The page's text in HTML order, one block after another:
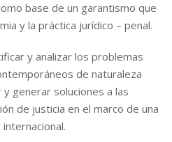
base de un garantismo que
y la práctica jurídico – penal.
y analizar los problemas
de naturaleza
generar soluciones a las
de justicia en el marco de una